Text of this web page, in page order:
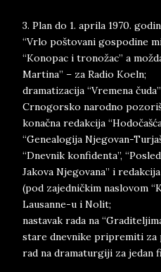
3. Plan do 1. aprila 1970.
“Vrlo poštovani gospodine
“Konopac i tronožac” a
Martina” – za Radio Koeln;
dramatizacija “Vremena
Crnogorsko narodno
konačna redakcija
“Genealogija Njegovan-
“Dnevnik konfidenta”,
Jakova Njegovana” i
(pod zajedničkim naslovom
Lausanne-u i Nolit;
nastavak rada na
stare dnevnike pripremiti za
rad na dramaturgiji za jedan